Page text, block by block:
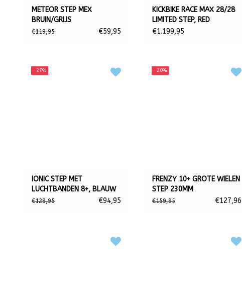
METEOR STEP MEX
BRUIN/GRIJS
€119,95 €59,95
KICKBIKE RACE MAX 28/28
LIMITED STEP, RED
€1.199,95
-27%
IONIC STEP MET
LUCHTBANDEN 8+, BLAUW
€129,95 €94,95
-20%
FRENZY 10+ GROTE WIELEN
STEP 230MM
€159,95 €127,96